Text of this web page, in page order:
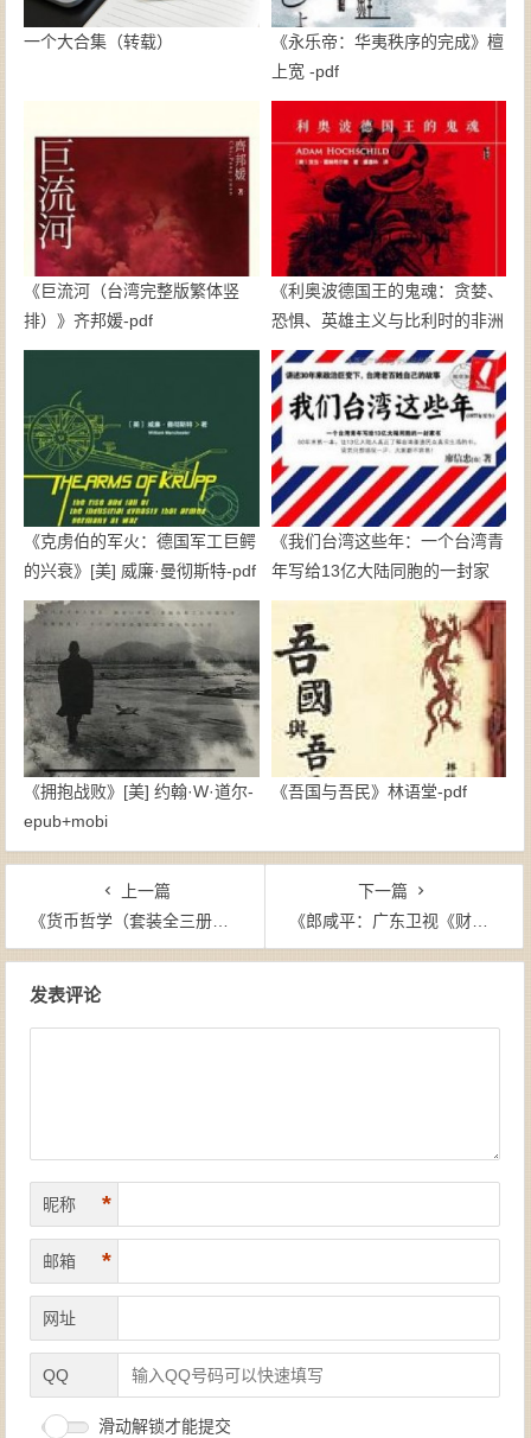
一个大合集（转载）
《永乐帝：华夷秩序的完成》檀
上宽 -pdf
《巨流河（台湾完整版繁体竖
排）》齐邦媛-pdf
《利奥波德国王的鬼魂：贪婪、
恐惧、英雄主义与比利时的非洲
殖民地》亚当·霍赫希尔德-pdf
《克虏伯的军火：德国军工巨鳄
的兴衰》[美] 威廉·曼彻斯特-pdf
《我们台湾这些年：一个台湾青
年写给13亿大陆同胞的一封家
书》廖信忠-epub+mobi
《拥抱战败》[美] 约翰·W·道尔-
epub+mobi
《吾国与吾民》林语堂-pdf
上一篇
《货币哲学（套装全三册）（中英对照）》[德]格奥尔格·西梅尔（作者）-epub+mobi+azw3
下一篇
《郎咸平：广东卫视《财经郎眼》节目丛书（套装共10册）》郎咸平（作者）-epub+mobi+azw3
发表评论
昵称 *
邮箱 *
网址
QQ
滑动解锁才能提交